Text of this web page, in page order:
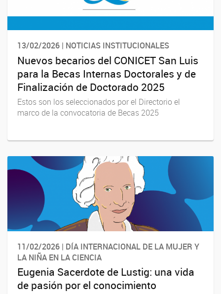
13/02/2026 | NOTICIAS INSTITUCIONALES
Nuevos becarios del CONICET San Luis
para la Becas Internas Doctorales y de
Finalización de Doctorado 2025
Estos son los seleccionados por el Directorio el
marco de la convocatoria de Becas 2025
11/02/2026 | DÍA INTERNACIONAL DE LA MUJER Y
LA NIÑA EN LA CIENCIA
Eugenia Sacerdote de Lustig: una vida
de pasión por el conocimiento